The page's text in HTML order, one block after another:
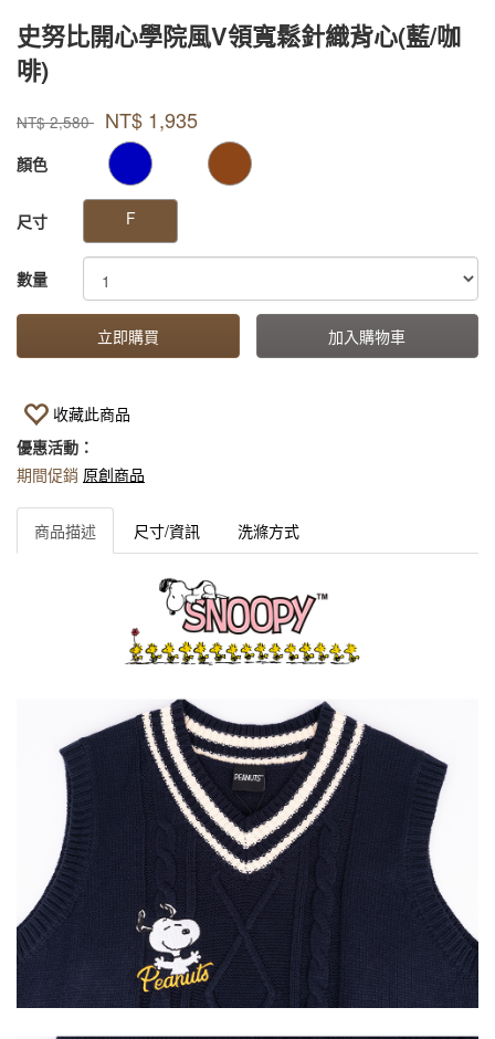
史努比開心學院風V領寬鬆針織背心(藍/咖
啡)
PUBKC001
PUBKC001
Peanuts
NT$2,580 NT$ 1,935
GOODS000000000000000806415
顏色
尺寸 F
數量
立即購買 加入購物車
收藏此商品
優惠活動：
期間促銷 原創商品
商品描述 尺寸/資訊 洗滌方式